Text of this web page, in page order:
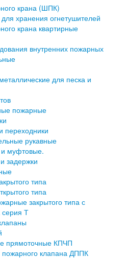
крана (ШПК)
хранения огнетушителей
крана квартирные
внутренних пожарных
для песка и
пожарные
переходники
рукавные
и муфтовые.
задержки
типа
типа
закрытого типа с
Т
прямоточные КПЧП
клапана ДППК